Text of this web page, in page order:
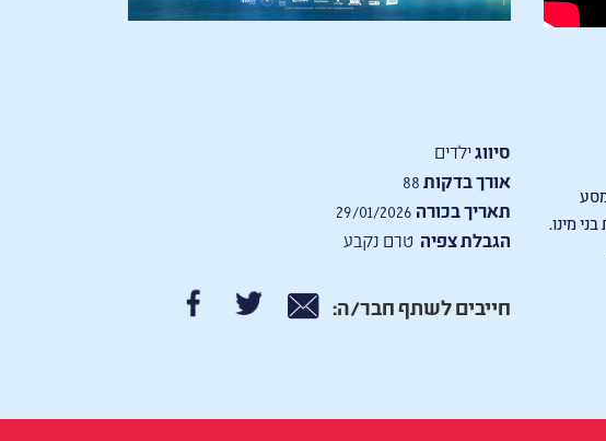
מינו.
סיווגילדים
אורך בדקות
תאריך בכורה
הגבלת צפיה טרם נקבע
חייבים לשתף חבר/ה: